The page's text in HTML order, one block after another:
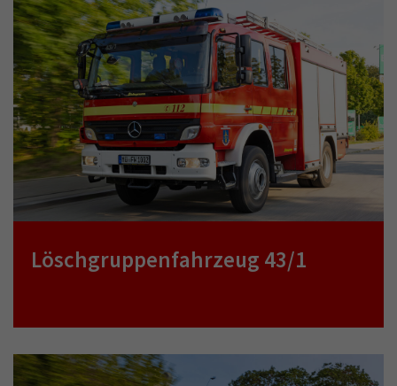
Löschgruppenfahrzeug 43/1